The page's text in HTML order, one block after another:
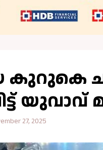
യുവാവ്
27, 2025